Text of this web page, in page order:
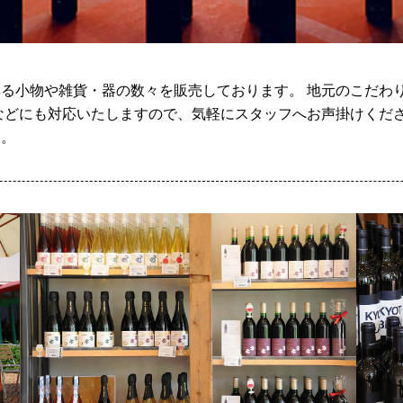
小物や雑貨・器の数々を販売しております。 地元のこだわ
にも対応いたしますので、気軽にスタッフへお声掛けくだ